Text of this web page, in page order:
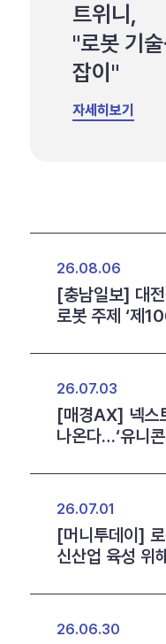
트위니,
"로봇 기
잡이"
자세히보기
26.08.06
[충남일보] 대
로봇 주제 ‘제
26.07.03
[매경AX] 넥스
나온다…‘유니
26.07.01
[머니투데이]
신산업 육성 위
26.06.30